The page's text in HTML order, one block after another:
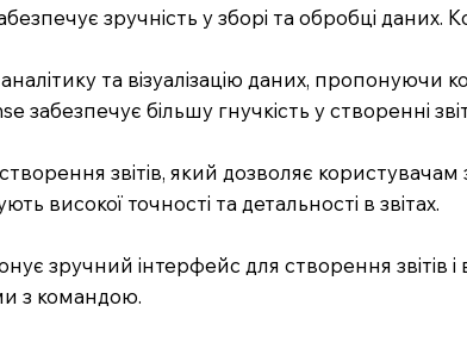
зручність у зборі та обробці
та візуалізацію даних,
більшу гнучкість у створенні
звітів, який дозволяє користувачам
високої точності та детальності в звітах.
зручний інтерфейс для створення звітів
з командою.